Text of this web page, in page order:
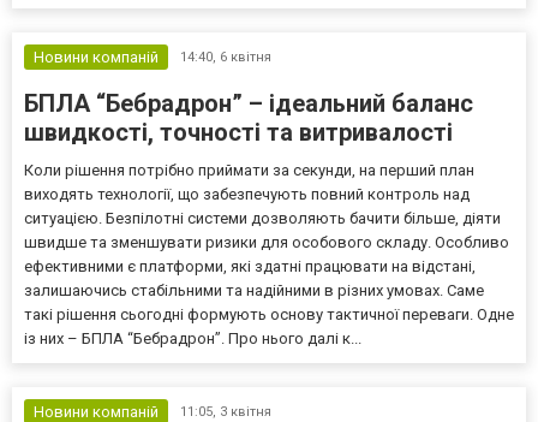
Новини компаній 14:40, 6 квітня
БПЛА “Бебрадрон” – ідеальний баланс
швидкості, точності та витривалості
Коли рішення потрібно приймати за секунди, на перший план
виходять технології, що забезпечують повний контроль над
ситуацією. Безпілотні системи дозволяють бачити більше, діяти
швидше та зменшувати ризики для особового складу. Особливо
ефективними є платформи, які здатні працювати на відстані,
залишаючись стабільними та надійними в різних умовах. Саме
такі рішення сьогодні формують основу тактичної переваги. Одне
із них – БПЛА “Бебрадрон”. Про нього далі к...
Новини компаній 11:05, 3 квітня